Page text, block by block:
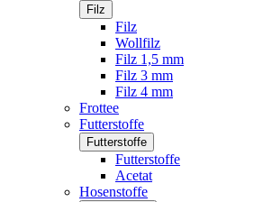
Filz
Filz
Wollfilz
Filz 1,5 mm
Filz 3 mm
Filz 4 mm
Frottee
Futterstoffe
Futterstoffe
Futterstoffe
Acetat
Hosenstoffe